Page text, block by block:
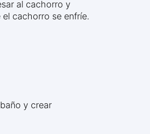
al cachorro y
cachorro se enfríe.
y crear